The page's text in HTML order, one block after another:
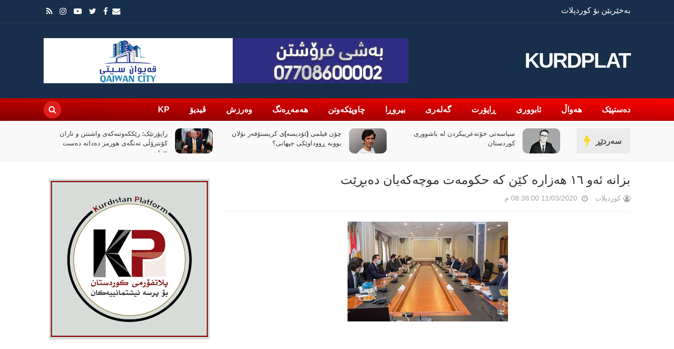
بەخێربێن بۆ کوردپلات
KURDPLAT
دەستپێک هەواڵ ئابووری ڕاپۆرت گەلەری بیروڕا چاوپێکەوتن هەمەڕەنگ وەرزش ڤیدیۆ KP
سەردێڕ
سیاسەتی خۆتەعریبکردن لە باشووری
کوردستان
چۆن فیلمی (ئۆدیسە)ی کریستۆفەر نۆلان
بووبە ڕووداوێکی جیهانی؟
راپۆرتێک: رێککەوتنەکەی واشنتن و تاران
کۆنترۆڵی تەنگەی هورمز دەداتە دەست
ئێران
بزانە ئەو ١٦ هەزارە كێن كە حكومەت موچەكەیان دەبڕێت
کوردپلات 11/03/2020 08:38:00 م